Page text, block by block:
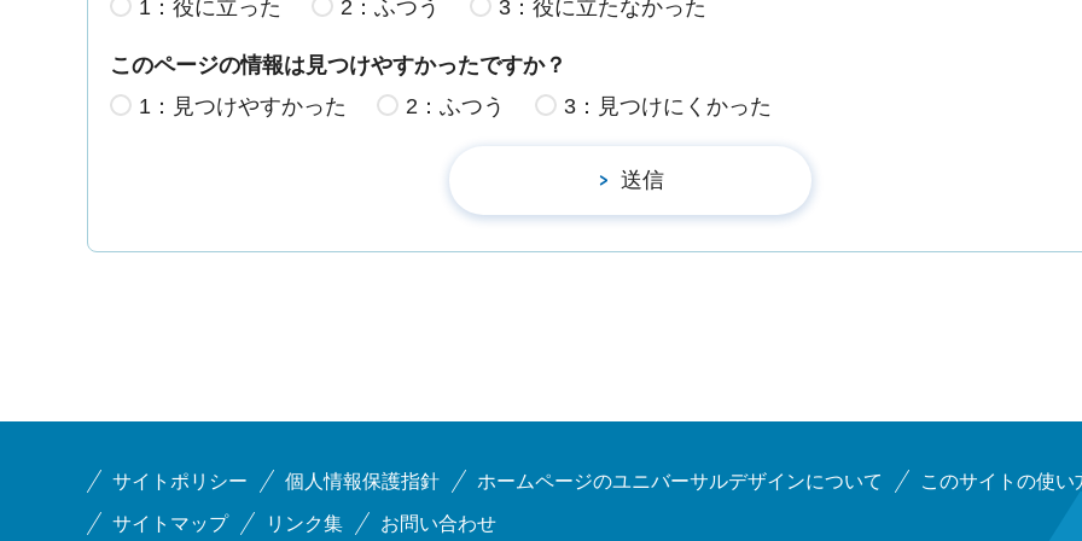
1：役に立った 2：ふつう 3：役に立たなかった
このページの情報は見つけやすかったですか？
1：見つけやすかった
2：ふつう 3：見つけにくかった
サイトポリシー 個人情報保護指針 ホームページのユニバーサルデザインについて このサイトの使い
サイトマップ リンク集 お問い合わせ